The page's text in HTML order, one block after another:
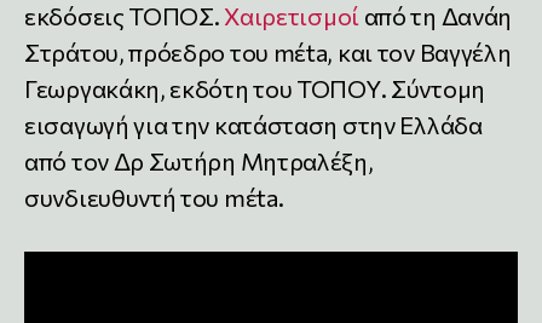
εκδόσεις ΤΟΠΟΣ. Χαιρετισμοί από τη Δανάη
Στράτου, πρόεδρο του mέta, και τον Βαγγέλη
Γεωργακάκη, εκδότη του ΤΟΠΟΥ. Σύντομη
εισαγωγή για την κατάσταση στην Ελλάδα
από τον Δρ Σωτήρη Μητραλέξη,
συνδιευθυντή του mέta.